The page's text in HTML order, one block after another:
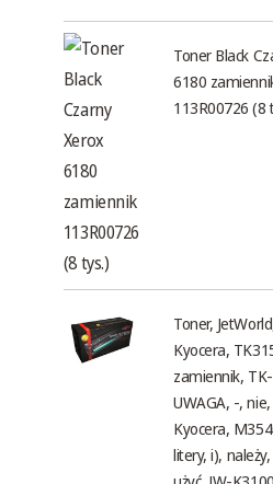
Toner Black
6180
113R00726 (8
Toner,
Kyocera,
zamiennik,
UWAGA, -,
Kyocera,
litery, i),